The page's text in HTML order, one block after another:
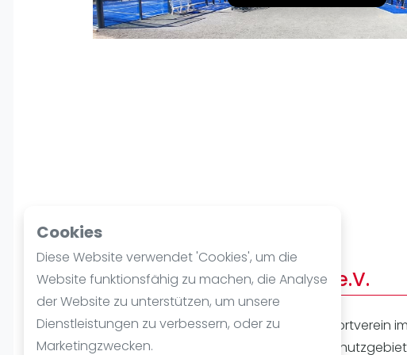
Cookies
Diese Website verwendet 'Cookies', um die
Website funktionsfähig zu machen, die Analyse
der Website zu unterstützen, um unsere
Dienstleistungen zu verbessern, oder zu
Marketingzwecken.
Verschiedenes
FIP Frauen
Über TG Nord Düsseldorf e.V.
TG Nord Düsseldorf ist ein vielseitiger Sportverein
Düsseldorfs, direkt neben einem